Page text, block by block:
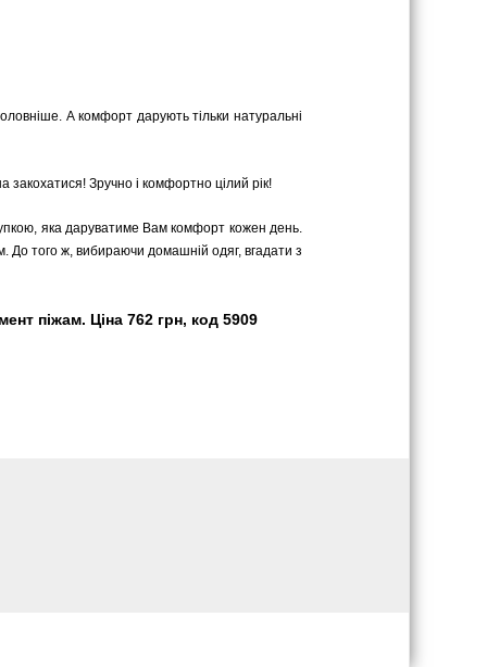
А комфорт дарують тільки натуральні
закохатися! Зручно і комфортно цілий рік!
яка даруватиме Вам комфорт кожен день.
До того ж, вибираючи домашній одяг, вгадати з
піжам. Ціна 762 грн, код 5909